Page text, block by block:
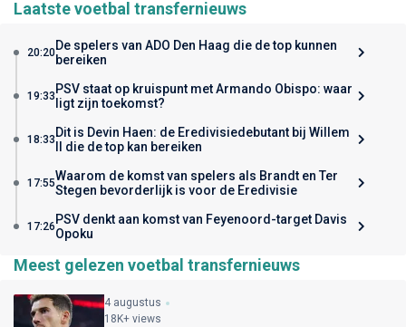
Laatste voetbal transfernieuws
20:20De spelers van ADO Den Haag die de top kunnen
bereiken
19:33PSV staat op kruispunt met Armando Obispo: waar
ligt zijn toekomst?
18:33Dit is Devin Haen: de Eredivisiedebutant bij Willem
II die de top kan bereiken
17:55Waarom de komst van spelers als Brandt en Ter
Stegen bevorderlijk is voor de Eredivisie
17:26PSV denkt aan komst van Feyenoord-target Davis
Opoku
Meest gelezen voetbal transfernieuws
4 augustus
18K+ views